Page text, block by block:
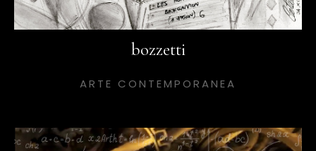
bozzetti
ARTE CONTEMPORANEA